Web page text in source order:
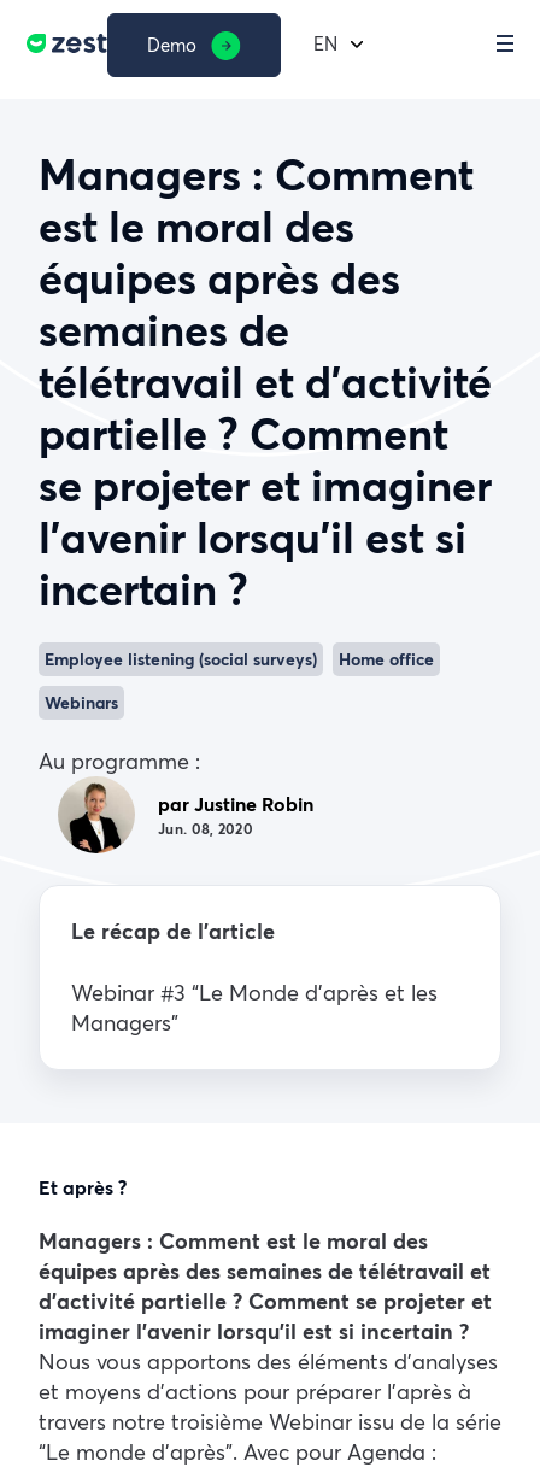
Demo EN
Managers : Comment
est le moral des
équipes après des
semaines de
télétravail et d’activité
partielle ? Comment
se projeter et imaginer
l’avenir lorsqu’il est si
incertain ?
Employee listening (social surveys)
Home office
Webinars
Au programme :
par Justine Robin
Jun. 08, 2020
Le récap de l’article
Webinar #3 “Le Monde d’après et les
Managers”
Et après ?
Managers : Comment est le moral des
équipes après des semaines de télétravail et
d’activité partielle ? Comment se projeter et
imaginer l’avenir lorsqu’il est si incertain ?
Nous vous apportons des éléments d’analyses
et moyens d’actions pour préparer l’après à
travers notre troisième Webinar issu de la série
“Le monde d’après”. Avec pour Agenda :